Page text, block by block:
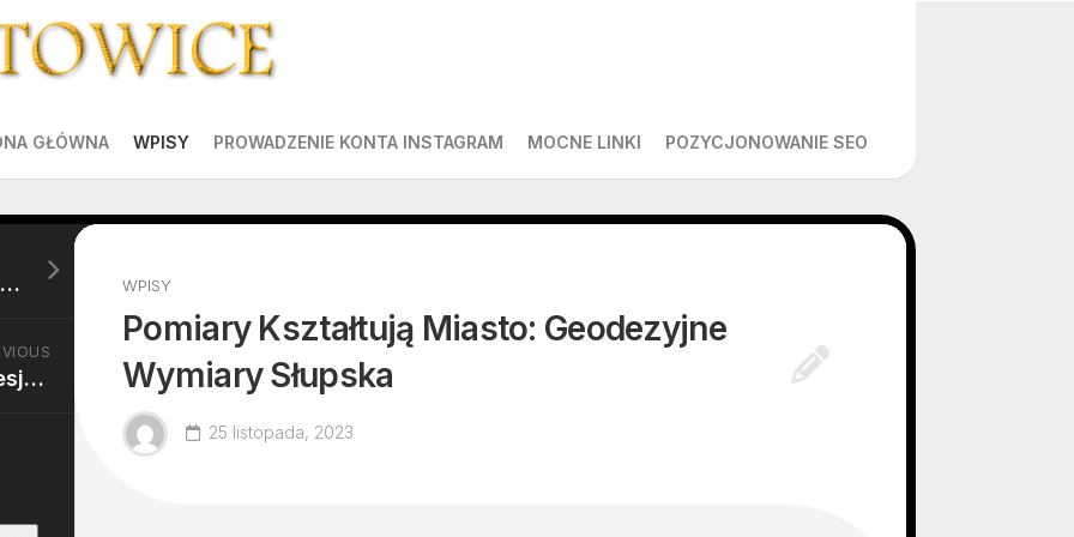
GŁÓWNA WPISY PROWADZENIE KONTA INSTAGRAM MOCNE LINKI POZYCJONOWANIE SEO
WPISY
Pomiary Kształtują Miasto: Geodezyjne
Wymiary Słupska
25 listopada, 2023
Kamień Ozdobny i Dekoracyjny: Kreowanie Wyjątkowej Przestrzeni Ogrodu
Miasto w Rękach Profesjonalistów: Obsługa Geodezyjna Słupsk